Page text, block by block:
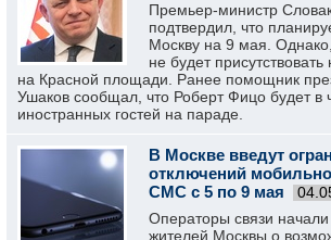
Премьер-министр
подтвердил, что
Москву на 9 мая.
не будет
на Красной площади. Ранее помощник
Ушаков сообщал, что Роберт Фицо будет в
иностранных гостей на параде.
В Москве введут
отключений
СМС с 5 по 9 мая
Операторы связи
жителей Москвы о